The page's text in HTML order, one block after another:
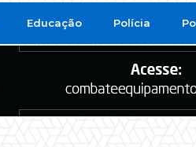
Educação Polícia